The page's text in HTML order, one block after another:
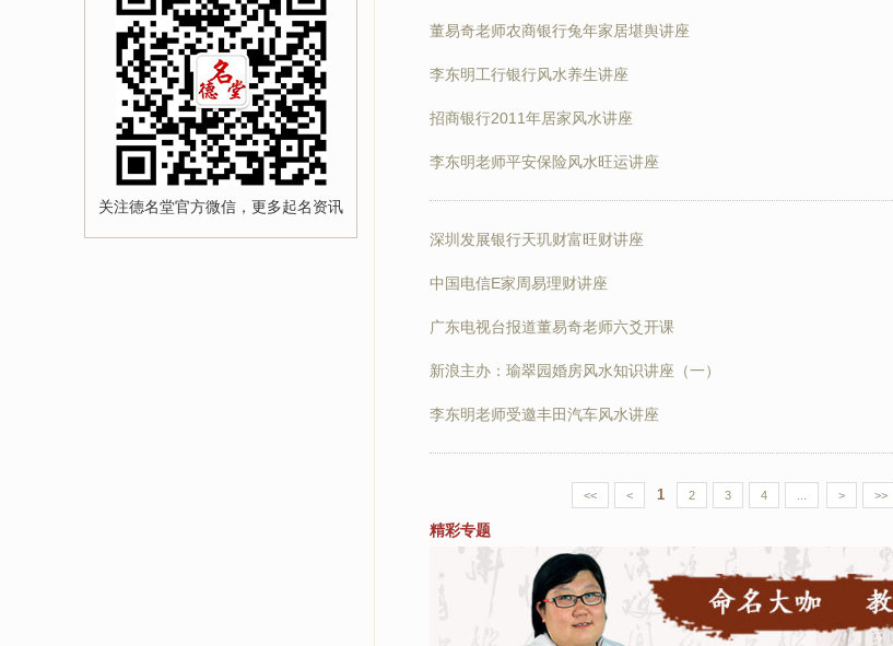
关注德名堂官方微信，更多起名资讯
董易奇老师农商银行兔年家居堪舆讲座
李东明工行银行风水养生讲座
招商银行2011年居家风水讲座
李东明老师平安保险风水旺运讲座
深圳发展银行天玑财富旺财讲座
中国电信E家周易理财讲座
广东电视台报道董易奇老师六爻开课
新浪主办：瑜翠园婚房风水知识讲座（一）
李东明老师受邀丰田汽车风水讲座
<< < 1 2 3 4 > >>
精彩专题